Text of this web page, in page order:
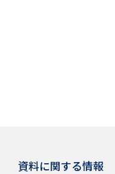
大学検索
資料に関する情報